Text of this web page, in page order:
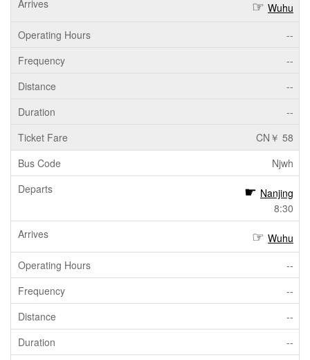
Wuhu
--
--
--
--
CN￥ 58
Njwh
Nanjing
8:30
Wuhu
--
--
--
--